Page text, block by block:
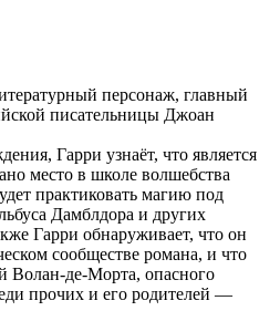
персонаж, главный
писательницы Джоан
Гарри узнаёт, что является
место в школе волшебства
практиковать магию под
Дамблдора и других
Гарри обнаруживает, что он
сообществе романа, и что
Волан-де-Морта, опасного
прочих и его родителей —